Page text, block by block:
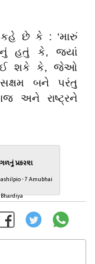
છે કે : ‘મારું
હતું કે, જ્યાં
થઈ શકે કે, જેઓ
સક્ષમ બને પરંતુ
અને રાષ્ટ્રને
પ્રકરણ
- 7 Amubhai
Bhardiya